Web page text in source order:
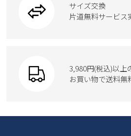
ウェア
moz
ブーツ
Parade
GAP
new balance
瞬足
トートバッグサイズ交換
片道無料サービス
3,980円(税込)以上
お買い物で送料無